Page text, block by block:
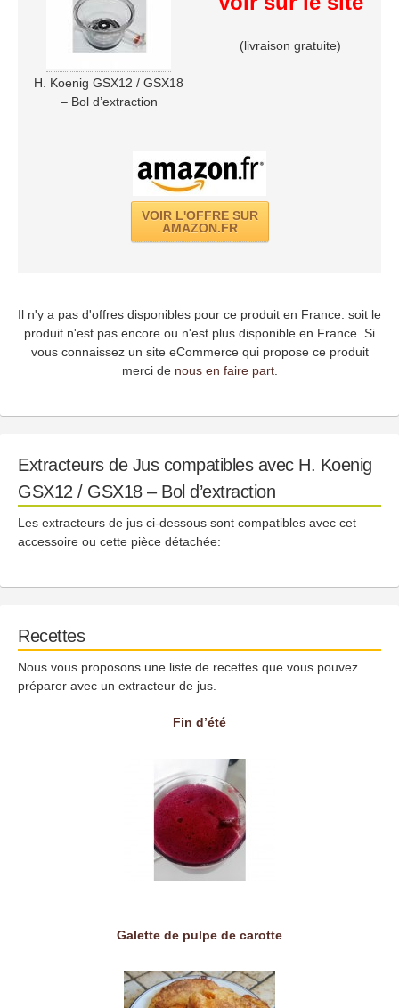
H. Koenig GSX12 / GSX18
– Bol d’extraction
(livraison gratuite)
VOIR L'OFFRE SUR
AMAZON.FR
Il n'y a pas d'offres disponibles pour ce produit en France: soit le
produit n'est pas encore ou n'est plus disponible en France. Si
vous connaissez un site eCommerce qui propose ce produit
merci de nous en faire part.
Extracteurs de Jus compatibles avec H. Koenig
GSX12 / GSX18 – Bol d’extraction
Les extracteurs de jus ci-dessous sont compatibles avec cet
accessoire ou cette pièce détachée:
Recettes
Nous vous proposons une liste de recettes que vous pouvez
préparer avec un extracteur de jus.
Fin d’été
Galette de pulpe de carotte